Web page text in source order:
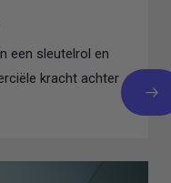
een sleutelrol en
kracht achter